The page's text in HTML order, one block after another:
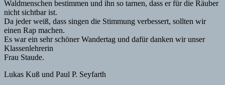
Waldmenschen bestimmen und ihn so tarnen, dass er für die Räuber
nicht sichtbar ist.
Da jeder weiß, dass singen die Stimmung verbessert, sollten wir
einen Rap machen.
Es war ein sehr schöner Wandertag und dafür danken wir unser
Klassenlehrerin
Frau Staude.
Lukas Kuß und Paul P. Seyfarth